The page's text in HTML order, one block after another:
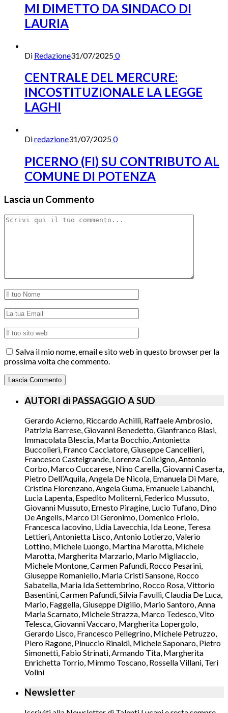
MI DIMETTO DA SINDACO DI
LAURIA
Di Redazione31/07/20250
CENTRALE DEL MERCURE:
INCOSTITUZIONALE LA LEGGE
LAGHI
Diredazione31/07/20250
PICERNO (FI) SU CONTRIBUTO AL
COMUNE DI POTENZA
Lascia un Commento
Salva il mio nome, email e sito web in questo browser per la
prossima volta che commento.
AUTORI di PASSAGGIO A SUD
Gerardo Acierno, Riccardo Achilli, Raffaele Ambrosio,
Patrizia Barrese, Giovanni Benedetto, Gianfranco Blasi,
Immacolata Blescia, Marta Bocchio, Antonietta
Buccolieri, Franco Cacciatore, Giuseppe Cancellieri,
Francesco Castelgrande, Lorenza Colicigno, Antonio
Corbo, Marco Cuccarese, Nino Carella, Giovanni Caserta,
Pietro Dell’Aquila, Angela De Nicola, Emanuela Di Mare,
Cristina Florenzano, Angela Guma, Emanuele Labanchi,
Lucia Lapenta, Espedito Moliterni, Federico Mussuto,
Giovanni Mussuto, Ernesto Piragine, Lucio Tufano, Dino
De Angelis, Marco Di Geronimo, Domenico Friolo,
Francesca Iacovino, Lidia Lavecchia, Ida Leone, Teresa
Lettieri, Antonietta Lisco, Antonio Lotierzo, Valerio
Lottino, Michele Luongo, Martina Marotta, Michele
Marotta, Margherita Marzario, Mario Migliaccio,
Michele Montone, Carmen Pafundi, Rocco Pesarini,
Giuseppe Romaniello, Maria Cristi Sansone, Rocco
Sabatella, Maria Ida Settembrino, Rocco Rosa, Vittorio
Basentini, Carmen Pafundi, Silvia Favulli, Claudia De Luca,
Mario, Faggella, Giuseppe Digilio, Mario Santoro, Anna
Maria Scarnato, Michele Strazza, Marco Tedesco, Vito
Telesca, Giovanni Vaccaro, Margherita Lopergolo,
Gerardo Lisco, Francesco Pellegrino, Michele Petruzzo,
Piero Ragone, Pinuccio Rinaldi, Michele Saponaro, Pietro
Simonetti, Fabio Strinati, Armando Tita, Margherita
Enrichetta Torrio, Mimmo Toscano, Rossella Villani, Teri
Volini
Newsletter